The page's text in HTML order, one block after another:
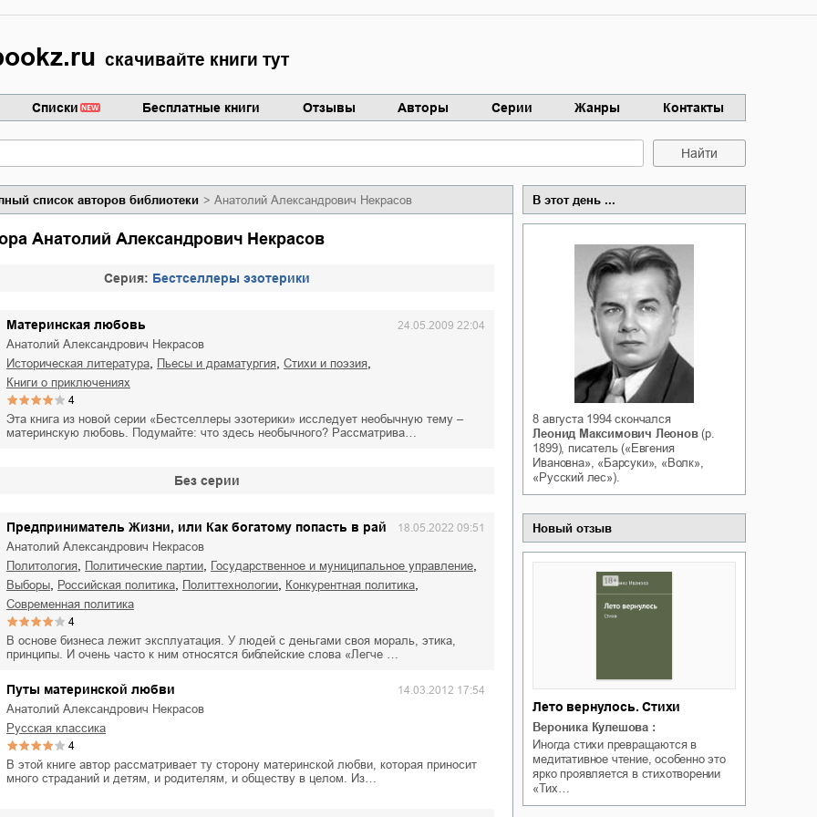
скачивайте книги тут
Списки Бесплатные книги Отзывы Авторы Серии Жанры Контакты
Найти
Новоросии:
Забытая земля Новоросии:
о судьбе Кировоградской
Личный интерес
Белая ворона на факультете
Теней
Оксана Гринберга
список авторов библиотеки Анатолий Александрович Некрасов
Анатолий Александрович Некрасов
Cерия: Бестселлеры эзотерики
Материнская любовь 24.05.2009 22:04
Анатолий Александрович Некрасов
историческая литература
пьесы и драматургия стихи и поэзия
книги о приключениях
4
Эта книга из новой серии «Бестселлеры эзотерики» исследует необычную тему –
материнскую любовь. Подумайте: что здесь необычного? Рассматрива…
Без серии
Предприниматель Жизни, или Как богатому попасть в рай 18.05.2022 09:51
Анатолий Александрович Некрасов
политология
политические партии государственное и муниципальное управление
выборы российская политика политтехнологии конкурентная политика
современная политика
4
В основе бизнеса лежит эксплуатация. У людей с деньгами своя мораль, этика,
принципы. И очень часто к ним относятся библейские слова «Легче …
Путы материнской любви 14.03.2012 17:54
Анатолий Александрович Некрасов
русская классика
4
В этой книге автор рассматривает ту сторону материнской любви, которая приносит
много страданий и детям, и родителям, и обществу в целом. Из…
В этот день ...
8 августа 1994 скончался
Леонид Максимович Леонов(р.
1899), писатель («Евгения
Ивановна», «Барсуки», «Волк»,
«Русский лес»).
Новый отзыв
Лето вернулось. Стихи
Вероника Кулешова :
Иногда стихи превращаются в
медитативное чтение, особенно это
ярко проявляется в стихотворении
«Тих…